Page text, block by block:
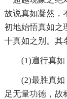
故说真如凝然，
初地始悟真如之
十真如之别。其
(1)遍行真如，
(2)最胜真如
足无量功德，故